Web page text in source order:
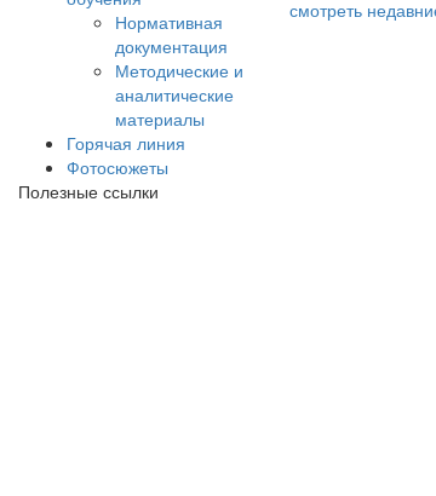
Нормативная
документация
Методические и
аналитические
материалы
Горячая линия
Фотосюжеты
Полезные ссылки
смотреть